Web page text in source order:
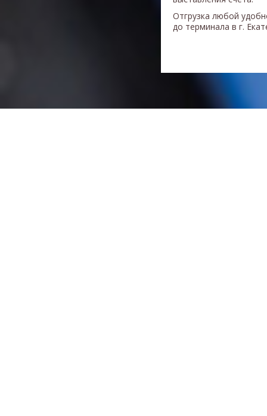
Отгрузка любой
до терминала в г.